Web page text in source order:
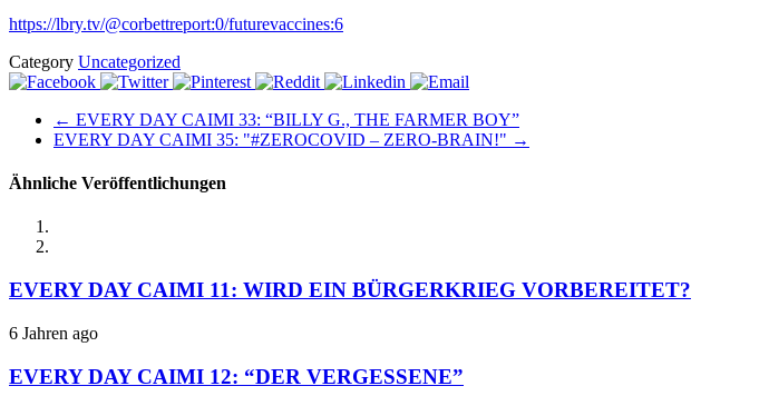
https://lbry.tv/@corbettreport:0/futurevaccines:6
Category Uncategorized
← EVERY DAY CAIMI 33: “BILLY G., THE FARMER BOY”
EVERY DAY CAIMI 35: "#ZEROCOVID – ZERO-BRAIN!" →
Ähnliche Veröffentlichungen
EVERY DAY CAIMI 11: WIRD EIN BÜRGERKRIEG VORBEREITET?
6 Jahren ago
EVERY DAY CAIMI 12: “DER VERGESSENE”